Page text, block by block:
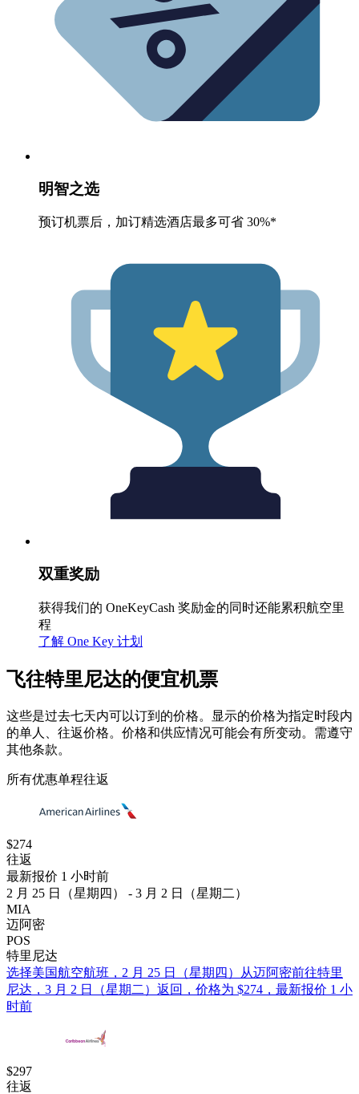
明智之选
预订机票后，加订精选酒店最多可省 30%*
双重奖励
获得我们的 OneKeyCash 奖励金的同时还能累积航空里
程
了解 One Key 计划
飞往特里尼达的便宜机票
这些是过去七天内可以订到的价格。显示的价格为指定时段内
的单人、往返价格。价格和供应情况可能会有所变动。需遵守
其他条款。
所有优惠单程往返
$274
往返
最新报价 1 小时前
2 月 25 日（星期四） - 3 月 2 日（星期二）
MIA
迈阿密
POS
特里尼达
选择美国航空航班，2 月 25 日（星期四）从迈阿密前往特里
尼达，3 月 2 日（星期二）返回，价格为 $274，最新报价 1 小
时前
$297
往返